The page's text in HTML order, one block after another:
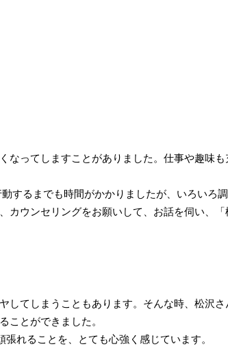
なってしますことがありました。仕事や趣味も
するまでも時間がかかりましたが、いろいろ
カウンセリングをお願いして、お話を伺い、「
してしまうこともあります。そんな時、松沢さ
ことができました。
れることを、とても心強く感じています。